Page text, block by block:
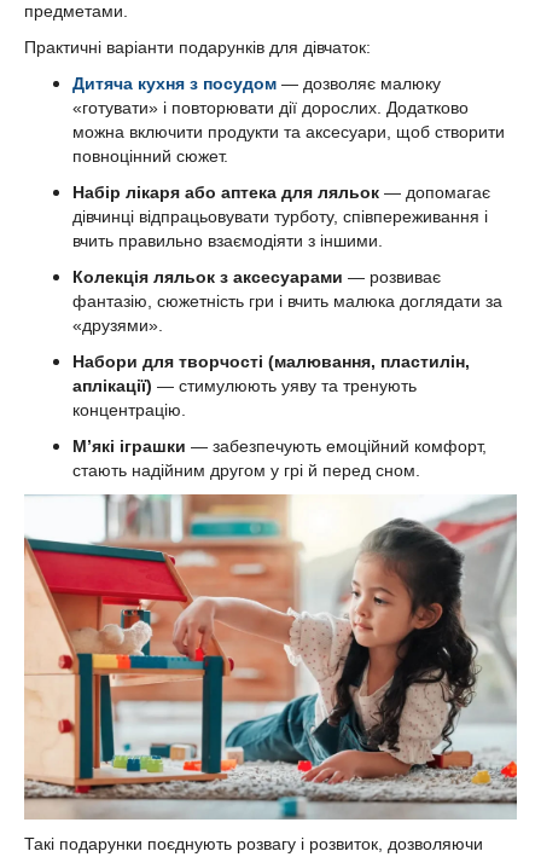
предметами.
Практичні варіанти подарунків для дівчаток:
Дитяча кухня з посудом — дозволяє малюку
«готувати» і повторювати дії дорослих. Додатково
можна включити продукти та аксесуари, щоб створити
повноцінний сюжет.
Набір лікаря або аптека для ляльок — допомагає
дівчинці відпрацьовувати турботу, співпереживання і
вчить правильно взаємодіяти з іншими.
Колекція ляльок з аксесуарами — розвиває
фантазію, сюжетність гри і вчить малюка доглядати за
«друзями».
Набори для творчості (малювання, пластилін,
аплікації) — стимулюють уяву та тренують
концентрацію.
М’які іграшки — забезпечують емоційний комфорт,
стають надійним другом у грі й перед сном.
Такі подарунки поєднують розвагу і розвиток, дозволяючи